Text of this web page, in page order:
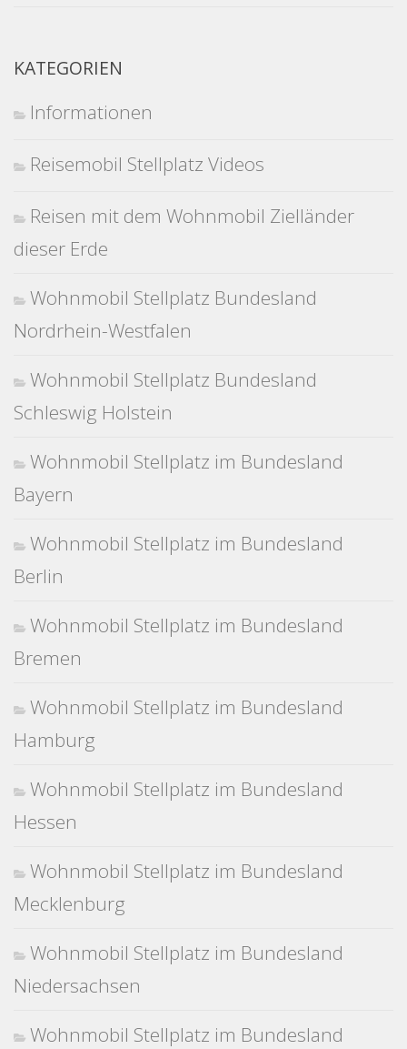
KATEGORIEN
Informationen
Reisemobil Stellplatz Videos
Reisen mit dem Wohnmobil Zielländer
dieser Erde
Wohnmobil Stellplatz Bundesland
Nordrhein-Westfalen
Wohnmobil Stellplatz Bundesland
Schleswig Holstein
Wohnmobil Stellplatz im Bundesland
Bayern
Wohnmobil Stellplatz im Bundesland
Berlin
Wohnmobil Stellplatz im Bundesland
Bremen
Wohnmobil Stellplatz im Bundesland
Hamburg
Wohnmobil Stellplatz im Bundesland
Hessen
Wohnmobil Stellplatz im Bundesland
Mecklenburg
Wohnmobil Stellplatz im Bundesland
Niedersachsen
Wohnmobil Stellplatz im Bundesland